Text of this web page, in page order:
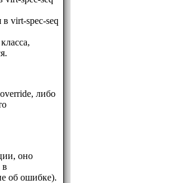
virt-spec-seq
либо
оно
в
об ошибке).